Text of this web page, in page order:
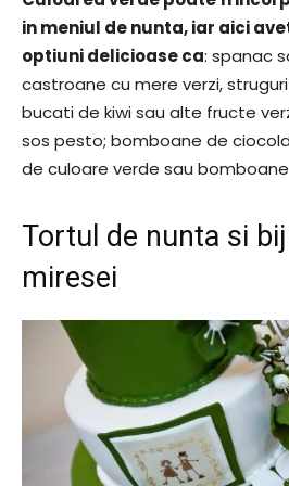
in meniul de nunta, iar aici
optiuni delicioase ca: spanac
castroane cu mere verzi,
bucati de kiwi sau alte fructe
sos pesto; bomboane de
de culoare verde sau
Tortul de nunta si
miresei